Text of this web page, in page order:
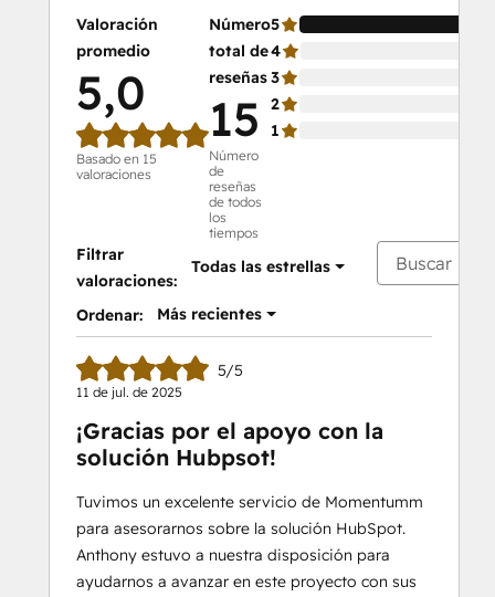
Valoración
promedio
5,0
Basado en 15
valoraciones
Número
total de
reseñas
15
Número
de
reseñas
de todos
los
tiempos
5
4
3
2
1
Filtrar
valoraciones:
Todas las estrellas
Ordenar: Más recientes
5/5
11 de jul. de 2025
¡Gracias por el apoyo con la
solución Hubpsot!
Tuvimos un excelente servicio de Momentumm
para asesorarnos sobre la solución HubSpot.
Anthony estuvo a nuestra disposición para
ayudarnos a avanzar en este proyecto con sus